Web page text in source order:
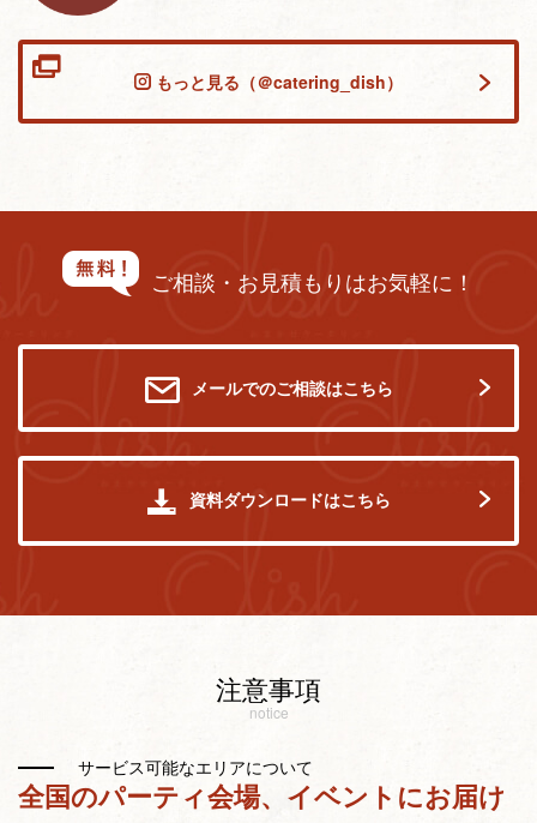
もっと見る（＠catering_dish）
ご相談・お見積もりはお気軽に！
メールでのご相談はこちら
資料ダウンロードはこちら
注意事項
notice
サービス可能なエリアについて
全国のパーティ会場、イベントにお届け